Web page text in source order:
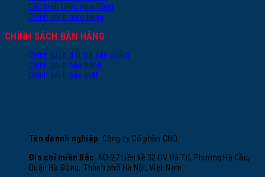
Các hình thức mua hàng
Chính sách giao hàng
CHÍNH SÁCH BÁN HÀNG
Chính sách đổi trả sản phẩm
Chính sách bảo hành
Chính sách bảo mật
Tên doanh nghiệp: Công ty Cổ phần CNQ
Địa chỉ miền Bắc: NO-27 Liền kề 32 DV Hà Trì, Phường Hà Cầu,
Quận Hà Đông, Thành phố Hà Nội, Việt Nam